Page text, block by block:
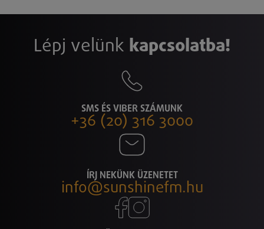
Lépj velünk kapcsolatba!
SMS ÉS VIBER SZÁMUNK
+36 (20) 316 3000
ÍRJ NEKÜNK ÜZENETET
info@sunshinefm.hu